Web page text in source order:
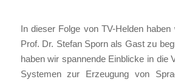
In dieser Folge von TV-Helden haben
Prof. Dr. Stefan Sporn als Gast zu
haben wir spannende Einblicke in die
Systemen zur Erzeugung von